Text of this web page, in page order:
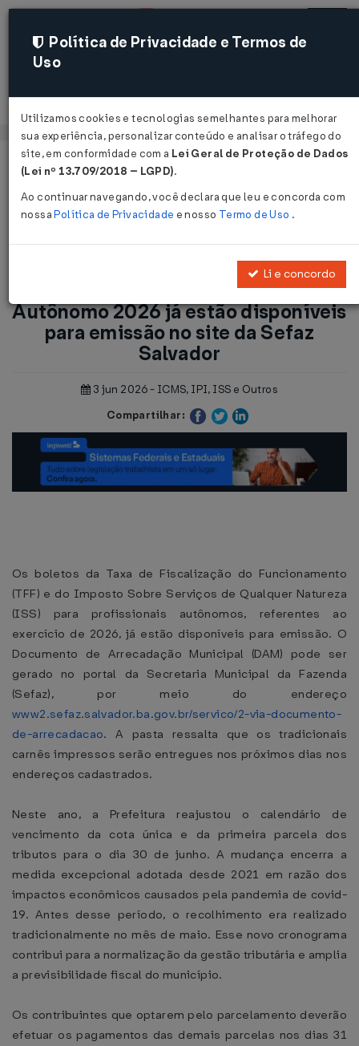
Acessar
Página Inicial
Notícias
disponíveis para emissão no site da Sefaz Salvador...
Voltar
ISS/Bahia: Boletos da TFF e do ISS
Autônomo 2026 já estão disponíveis
para emissão no site da Sefaz
Salvador
3 jun 2026 - ICMS, IPI, ISS e Outros
Compartilhar:
Os boletos da Taxa de Fiscalização do Funcionamento
(TFF) e do Imposto Sobre Serviços de Qualquer Natureza
(ISS) para profissionais autônomos, referentes ao
exercício de 2026, já estão disponíveis para emissão. O
Documento de Arrecadação Municipal (DAM) pode ser
gerado no portal da Secretaria Municipal da Fazenda
(Sefaz), por meio do endereço
www2.sefaz.salvador.ba.gov.br/servico/2-via-documento-
de-arrecadacao. A pasta ressalta que os tradicionais
carnês impressos serão entregues nos próximos dias nos
endereços cadastrados.
Neste ano, a Prefeitura reajustou o calendário de
vencimento da cota única e da primeira parcela dos
tributos para o dia 30 de junho. A mudança encerra a
medida excepcional adotada desde 2021 em razão dos
impactos econômicos causados pela pandemia de covid-
19. Antes desse período, o recolhimento era realizado
tradicionalmente no mês de maio. Esse novo cronograma
contribui para a normalização da gestão tributária e amplia
a previsibilidade fiscal do município.
Os contribuintes que optarem pelo parcelamento deverão
efetuar os pagamentos das demais parcelas nos dias 31
Política de Privacidade e Termos de
Uso
Utilizamos cookies e tecnologias semelhantes para melhorar
sua experiência, personalizar conteúdo e analisar o tráfego do
site, em conformidade com a Lei Geral de Proteção de Dados
(Lei nº 13.709/2018 – LGPD).
Ao continuar navegando, você declara que leu e concorda com
nossaPolítica de Privacidade e nosso Termo de Uso .
Li e concordo